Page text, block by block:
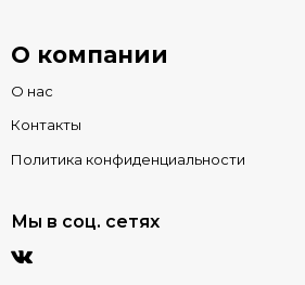
О компании
О нас
Контакты
Политика конфиденциальности
Мы в соц. сетях